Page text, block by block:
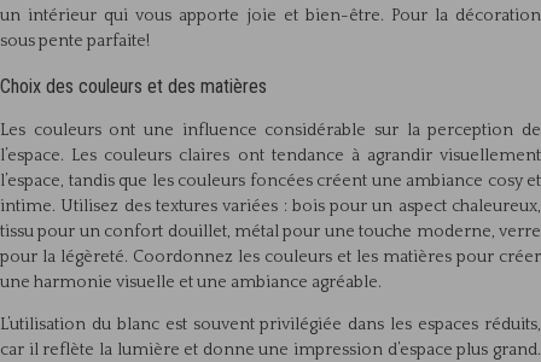
un intérieur qui vous apporte joie et bien-être. Pour la décoration
sous pente parfaite!
Choix des couleurs et des matières
Les couleurs ont une influence considérable sur la perception de
l’espace. Les couleurs claires ont tendance à agrandir visuellement
l’espace, tandis que les couleurs foncées créent une ambiance cosy et
intime. Utilisez des textures variées : bois pour un aspect chaleureux,
tissu pour un confort douillet, métal pour une touche moderne, verre
pour la légèreté. Coordonnez les couleurs et les matières pour créer
une harmonie visuelle et une ambiance agréable.
L’utilisation du blanc est souvent privilégiée dans les espaces réduits,
car il reflète la lumière et donne une impression d’espace plus grand.